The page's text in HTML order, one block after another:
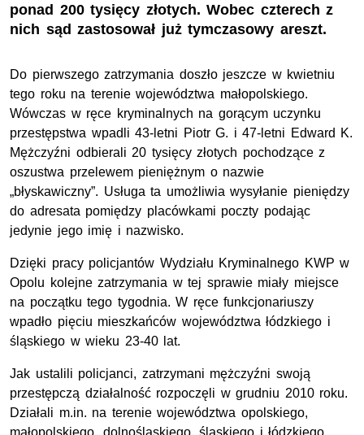
ponad 200 tysięcy złotych. Wobec czterech z
nich sąd zastosował już tymczasowy areszt.
Do pierwszego zatrzymania doszło jeszcze w kwietniu
tego roku na terenie województwa małopolskiego.
Wówczas w ręce kryminalnych na gorącym uczynku
przestępstwa wpadli 43-letni Piotr G. i 47-letni Edward K.
Mężczyźni odbierali 20 tysięcy złotych pochodzące z
oszustwa przelewem pieniężnym o nazwie
„błyskawiczny”. Usługa ta umożliwia wysyłanie pieniędzy
do adresata pomiędzy placówkami poczty podając
jedynie jego imię i nazwisko.
Dzięki pracy policjantów Wydziału Kryminalnego KWP w
Opolu kolejne zatrzymania w tej sprawie miały miejsce
na początku tego tygodnia. W ręce funkcjonariuszy
wpadło pięciu mieszkańców województwa łódzkiego i
śląskiego w wieku 23-40 lat.
Jak ustalili policjanci, zatrzymani mężczyźni swoją
przestępczą działalność rozpoczęli w grudniu 2010 roku.
Działali m.in. na terenie województwa opolskiego,